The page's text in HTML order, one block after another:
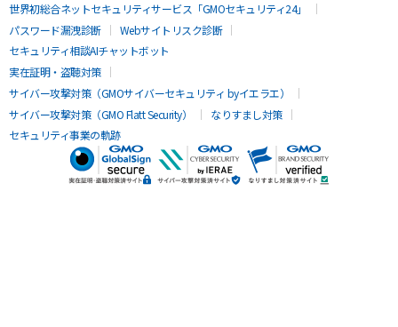
世界初総合ネットセキュリティサービス「GMOセキュリティ24」
パスワード漏洩診断
Webサイトリスク診断
セキュリティ相談AIチャットボット
実在証明・盗聴対策
サイバー攻撃対策（GMOサイバーセキュリティ byイエラエ）
サイバー攻撃対策（GMO Flatt Security）
なりすまし対策
セキュリティ事業の軌跡